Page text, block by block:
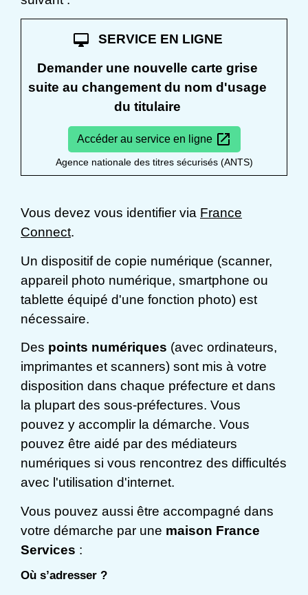
desktop_mac
SERVICE EN LIGNE
Demander une nouvelle carte grise
suite au changement du nom d'usage
du titulaire
Accéder au service en ligne open_in_new
Agence nationale des titres sécurisés (ANTS)
Vous devez vous identifier via France
Connect.
Un dispositif de copie numérique (scanner,
appareil photo numérique, smartphone ou
tablette équipé d'une fonction photo) est
nécessaire.
Des points numériques (avec ordinateurs,
imprimantes et scanners) sont mis à votre
disposition dans chaque préfecture et dans
la plupart des sous-préfectures. Vous
pouvez y accomplir la démarche. Vous
pouvez être aidé par des médiateurs
numériques si vous rencontrez des difficultés
avec l'utilisation d'internet.
Vous pouvez aussi être accompagné dans
votre démarche par une maison France
Services :
Où s’adresser ?